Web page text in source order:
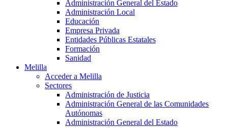
Administración General del Estado
Administración Local
Educación
Empresa Privada
Entidades Públicas Estatales
Formación
Sanidad
Melilla
Acceder a Melilla
Sectores
Administración de Justicia
Administración General de las Comunidades
Autónomas
Administración General del Estado